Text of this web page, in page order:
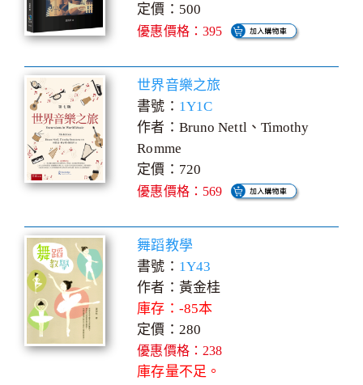
定價：500
優惠價格：395
世界音樂之旅
書號： 1Y1C
作者：Bruno Nettl、Timothy
Romme
定價：720
優惠價格：569
舞蹈教學
書號： 1Y43
作者：黃金桂
庫存：-85本
定價：280
優惠價格：238
庫存量不足。